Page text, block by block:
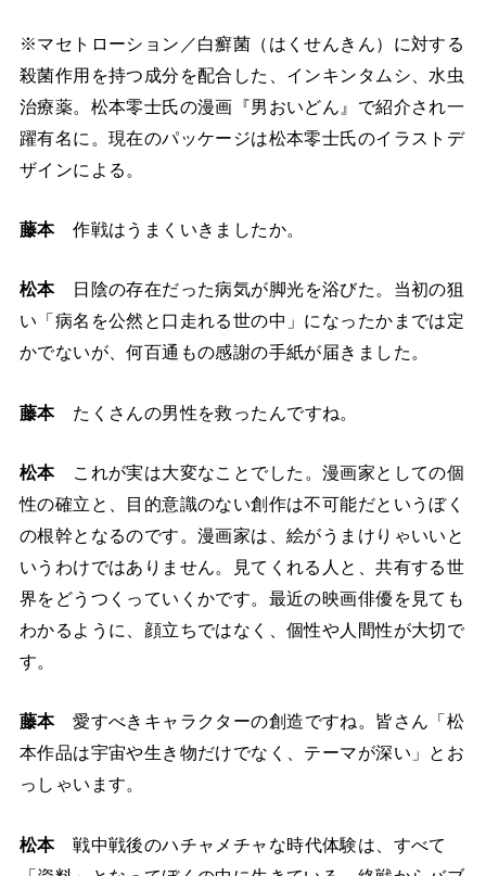
※マセトローション／白癬菌（はくせんきん）に対する
殺菌作用を持つ成分を配合した、インキンタムシ、水虫
治療薬。松本零士氏の漫画『男おいどん』で紹介され一
躍有名に。現在のパッケージは松本零士氏のイラストデ
ザインによる。
藤本作戦はうまくいきましたか。
松本日陰の存在だった病気が脚光を浴びた。当初の狙
い「病名を公然と口走れる世の中」になったかまでは定
かでないが、何百通もの感謝の手紙が届きました。
藤本たくさんの男性を救ったんですね。
松本これが実は大変なことでした。漫画家としての個
性の確立と、目的意識のない創作は不可能だというぼく
の根幹となるのです。漫画家は、絵がうまけりゃいいと
いうわけではありません。見てくれる人と、共有する世
界をどうつくっていくかです。最近の映画俳優を見ても
わかるように、顔立ちではなく、個性や人間性が大切で
す。
藤本愛すべきキャラクターの創造ですね。皆さん「松
本作品は宇宙や生き物だけでなく、テーマが深い」とお
っしゃいます。
松本戦中戦後のハチャメチャな時代体験は、すべて